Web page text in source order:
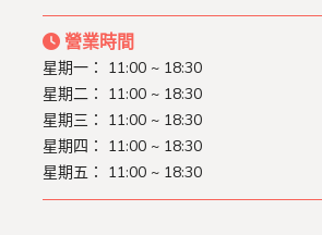
營業時間
星期一： 11:00 ~ 18:30
星期二： 11:00 ~ 18:30
星期三： 11:00 ~ 18:30
星期四： 11:00 ~ 18:30
星期五： 11:00 ~ 18:30